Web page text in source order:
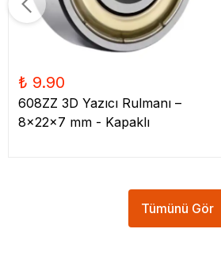
₺ 9.90
608ZZ 3D Yazıcı Rulmanı –
8x22x7 mm - Kapaklı
Tümünü Gör